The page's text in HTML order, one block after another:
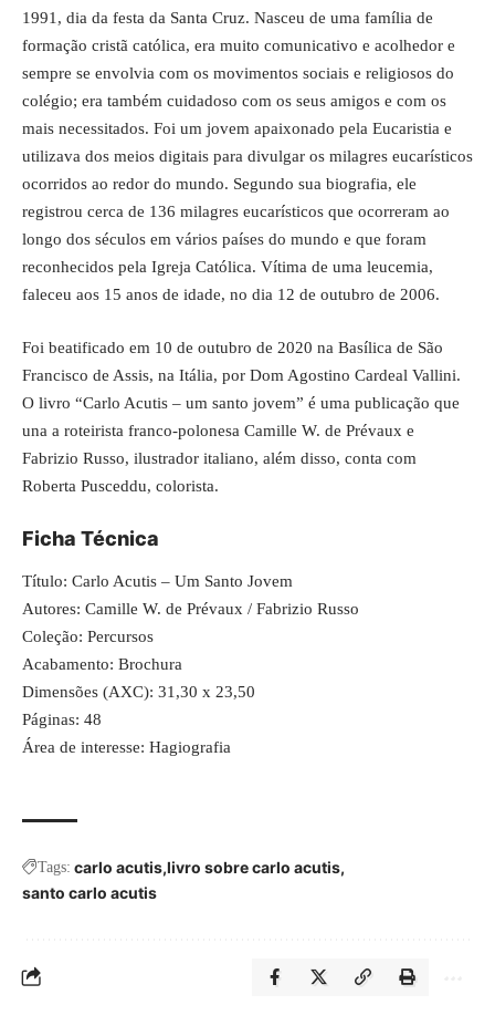
1991, dia da festa da Santa Cruz. Nasceu de uma família de
formação cristã católica, era muito comunicativo e acolhedor e
sempre se envolvia com os movimentos sociais e religiosos do
colégio; era também cuidadoso com os seus amigos e com os
mais necessitados. Foi um jovem apaixonado pela Eucaristia e
utilizava dos meios digitais para divulgar os milagres eucarísticos
ocorridos ao redor do mundo. Segundo sua biografia, ele
registrou cerca de 136 milagres eucarísticos que ocorreram ao
longo dos séculos em vários países do mundo e que foram
reconhecidos pela Igreja Católica. Vítima de uma leucemia,
faleceu aos 15 anos de idade, no dia 12 de outubro de 2006.
Foi beatificado em 10 de outubro de 2020 na Basílica de São
Francisco de Assis, na Itália, por Dom Agostino Cardeal Vallini.
O livro “Carlo Acutis – um santo jovem” é uma publicação que
una a roteirista franco-polonesa Camille W. de Prévaux e
Fabrizio Russo, ilustrador italiano, além disso, conta com
Roberta Pusceddu, colorista.
Ficha Técnica
Título: Carlo Acutis – Um Santo Jovem
Autores: Camille W. de Prévaux / Fabrizio Russo
Coleção: Percursos
Acabamento: Brochura
Dimensões (AXC): 31,30 x 23,50
Páginas: 48
Área de interesse: Hagiografia
Tags: carlo acutis livro sobre carlo acutis
santo carlo acutis